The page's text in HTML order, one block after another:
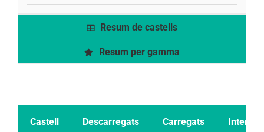
Resum de castells
Resum per gamma
Castell Descarregats Carregats Intents